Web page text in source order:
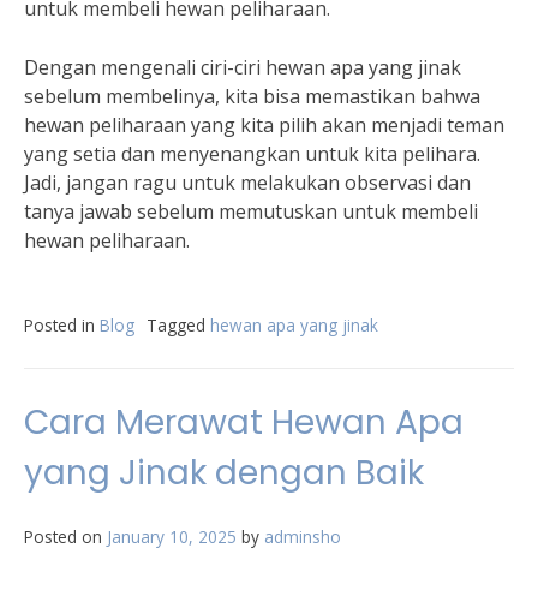
untuk membeli hewan peliharaan.
Dengan mengenali ciri-ciri hewan apa yang jinak
sebelum membelinya, kita bisa memastikan bahwa
hewan peliharaan yang kita pilih akan menjadi teman
yang setia dan menyenangkan untuk kita pelihara.
Jadi, jangan ragu untuk melakukan observasi dan
tanya jawab sebelum memutuskan untuk membeli
hewan peliharaan.
Posted in Blog Tagged hewan apa yang jinak
Cara Merawat Hewan Apa
yang Jinak dengan Baik
Posted on January 10, 2025 by adminsho